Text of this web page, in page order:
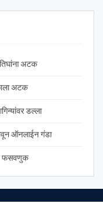
अटक
अटक
डल्ला
ऑनलाईन गंडा
फसवणुक